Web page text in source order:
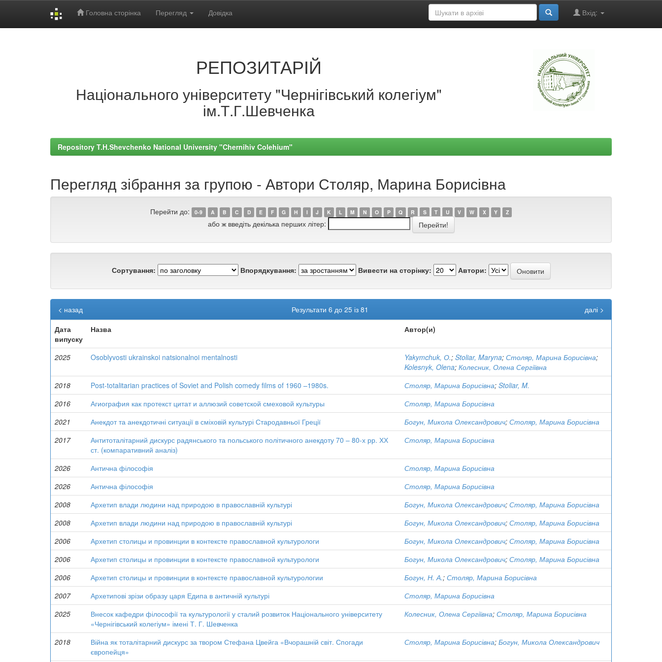
Головна сторінка Перегляд Довідка Вхід:
РЕПОЗИТАРІЙ
Національного університету "Чернігівський колегіум"
ім.Т.Г.Шевченка
Repository T.H.Shevchenko National University "Chernihiv Colehium"
Перегляд зібрання за групою - Автори Столяр, Марина Борисівна
Перейти до: 0-9 A B C D E F G H I J K L M N O P Q R S T U V W X Y Z
або ж введіть декілька перших літер:
Сортування: Впорядкування: Вивести на сторінку: Автори:
Результати 6 до 25 із 81
< назад
далі >
Дата
випуску
Назва Автор(и)
2025 Osoblyvosti ukrainskoi natsionalnoi mentalnosti Yakymchuk, О.; Stoliar, Maryna; Столяр, Марина Борисівна;
Kolesnyk, Olena; Колесник, Олена Сергіївна
2018
Post-totalitarian practices of Soviet and Polish comedy films of 1960 –1980s. Столяр, Марина Борисівна; Stoliar, M.
2016
Агиография как протекст цитат и аллюзий советской смеховой культуры
Столяр, Марина Борисівна
2021
Анекдот та анекдотичні ситуації в сміховій культурі Стародавньої Греції Богун, Микола Олександрович; Столяр, Марина Борисівна
2017
Антитоталітарний дискурс радянського та польського політичного анекдоту 70 – 80-х рр. ХХ
ст. (компаративний аналіз)
Столяр, Марина Борисівна
2026 Антична філософія
Столяр, Марина Борисівна
2026
Антична філософія
Столяр, Марина Борисівна
2008
Архетип влади людини над природою в православній культурі Богун, Микола Олександрович; Столяр, Марина Борисівна
2008
Архетип влади людини над природою в православній культурі Богун, Микола Олександрович; Столяр, Марина Борисівна
2006
Архетип столицы и провинции в контексте православной культурологи Богун, Микола Олександрович; Столяр, Марина Борисівна
2006
Архетип столицы и провинции в контексте православной культурологи Богун, Микола Олександрович; Столяр, Марина Борисівна
2006
Архетип столицы и провинции в контексте православной культурологии Богун, Н. А.; Столяр, Марина Борисівна
2007
Архетипові зрізи образу царя Едипа в античній культурі
Столяр, Марина Борисівна
2025
Внесок кафедри філософії та культурології у сталий розвиток Національного університету
«Чернігівський колегіум» імені Т. Г. Шевченка
Колесник, Олена Сергіївна; Столяр, Марина Борисівна
2018
Війна як тоталітарний дискурс за твором Стефана Цвейга «Вчорашній світ. Спогади
європейця»
Столяр, Марина Борисівна; Богун, Микола Олександрович